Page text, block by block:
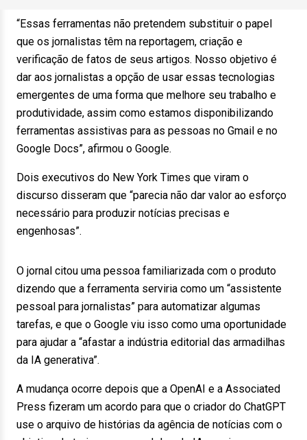
“Essas ferramentas não pretendem substituir o papel
que os jornalistas têm na reportagem, criação e
verificação de fatos de seus artigos. Nosso objetivo é
dar aos jornalistas a opção de usar essas tecnologias
emergentes de uma forma que melhore seu trabalho e
produtividade, assim como estamos disponibilizando
ferramentas assistivas para as pessoas no Gmail e no
Google Docs”, afirmou o Google.
Dois executivos do New York Times que viram o
discurso disseram que “parecia não dar valor ao esforço
necessário para produzir notícias precisas e
engenhosas”.
O jornal citou uma pessoa familiarizada com o produto
dizendo que a ferramenta serviria como um “assistente
pessoal para jornalistas” para automatizar algumas
tarefas, e que o Google viu isso como uma oportunidade
para ajudar a “afastar a indústria editorial das armadilhas
da IA ​​generativa”.
A mudança ocorre depois que a OpenAI e a Associated
Press fizeram um acordo para que o criador do ChatGPT
use o arquivo de histórias da agência de notícias com o